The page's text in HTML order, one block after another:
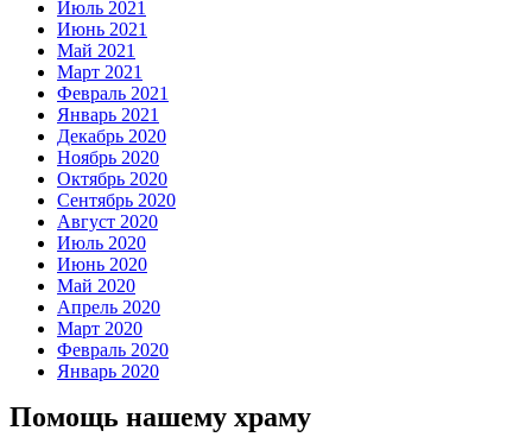
Июль 2021
Июнь 2021
Май 2021
Март 2021
Февраль 2021
Январь 2021
Декабрь 2020
Ноябрь 2020
Октябрь 2020
Сентябрь 2020
Август 2020
Июль 2020
Июнь 2020
Май 2020
Апрель 2020
Март 2020
Февраль 2020
Январь 2020
Помощь нашему храму